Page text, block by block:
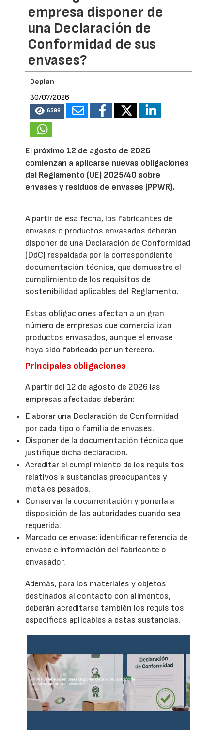
empresa disponer de
una Declaración de
Conformidad de sus
envases?
Deplan
30/07/2026
6599
El próximo 12 de agosto de 2026
comienzan a aplicarse nuevas obligaciones
del Reglamento (UE) 2025/40 sobre
envases y residuos de envases (PPWR).
A partir de esa fecha, los fabricantes de
envases o productos envasados deberán
disponer de una Declaración de Conformidad
(DdC) respaldada por la correspondiente
documentación técnica, que demuestre el
cumplimiento de los requisitos de
sostenibilidad aplicables del Reglamento.
Estas obligaciones afectan a un gran
número de empresas que comercializan
productos envasados, aunque el envase
haya sido fabricado por un tercero.
Principales obligaciones
A partir del 12 de agosto de 2026 las
empresas afectadas deberán:
Elaborar una Declaración de Conformidad
por cada tipo o familia de envases.
Disponer de la documentación técnica que
justifique dicha declaración.
Acreditar el cumplimiento de los requisitos
relativos a sustancias preocupantes y
metales pesados.
Conservar la documentación y ponerla a
disposición de las autoridades cuando sea
requerida.
Marcado de envase: identificar referencia de
envase e información del fabricante o
envasador.
Además, para los materiales y objetos
destinados al contacto con alimentos,
deberán acreditarse también los requisitos
específicos aplicables a estas sustancias.